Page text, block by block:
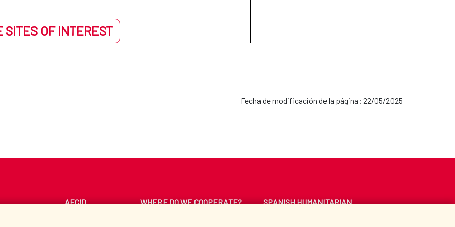
SITES OF INTEREST
Fecha de modificación de la página: 22/05/2025
AECID WHERE DO WE COOPERATE?
SPANISH HUMANITARIAN